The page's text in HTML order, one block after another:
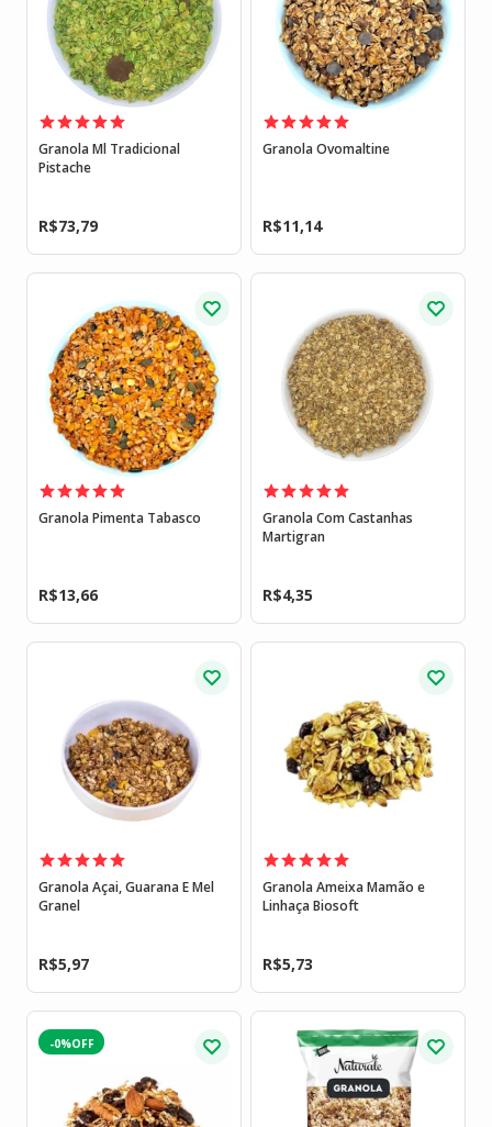
Granola Ml Tradicional
Pistache
R$73,79
Granola Ovomaltine
R$11,14
Granola Pimenta Tabasco
R$13,66
Granola Com Castanhas
Martigran
R$4,35
Granola Açai, Guarana E Mel
Granel
R$5,97
Granola Ameixa Mamão e
Linhaça Biosoft
R$5,73
-0%